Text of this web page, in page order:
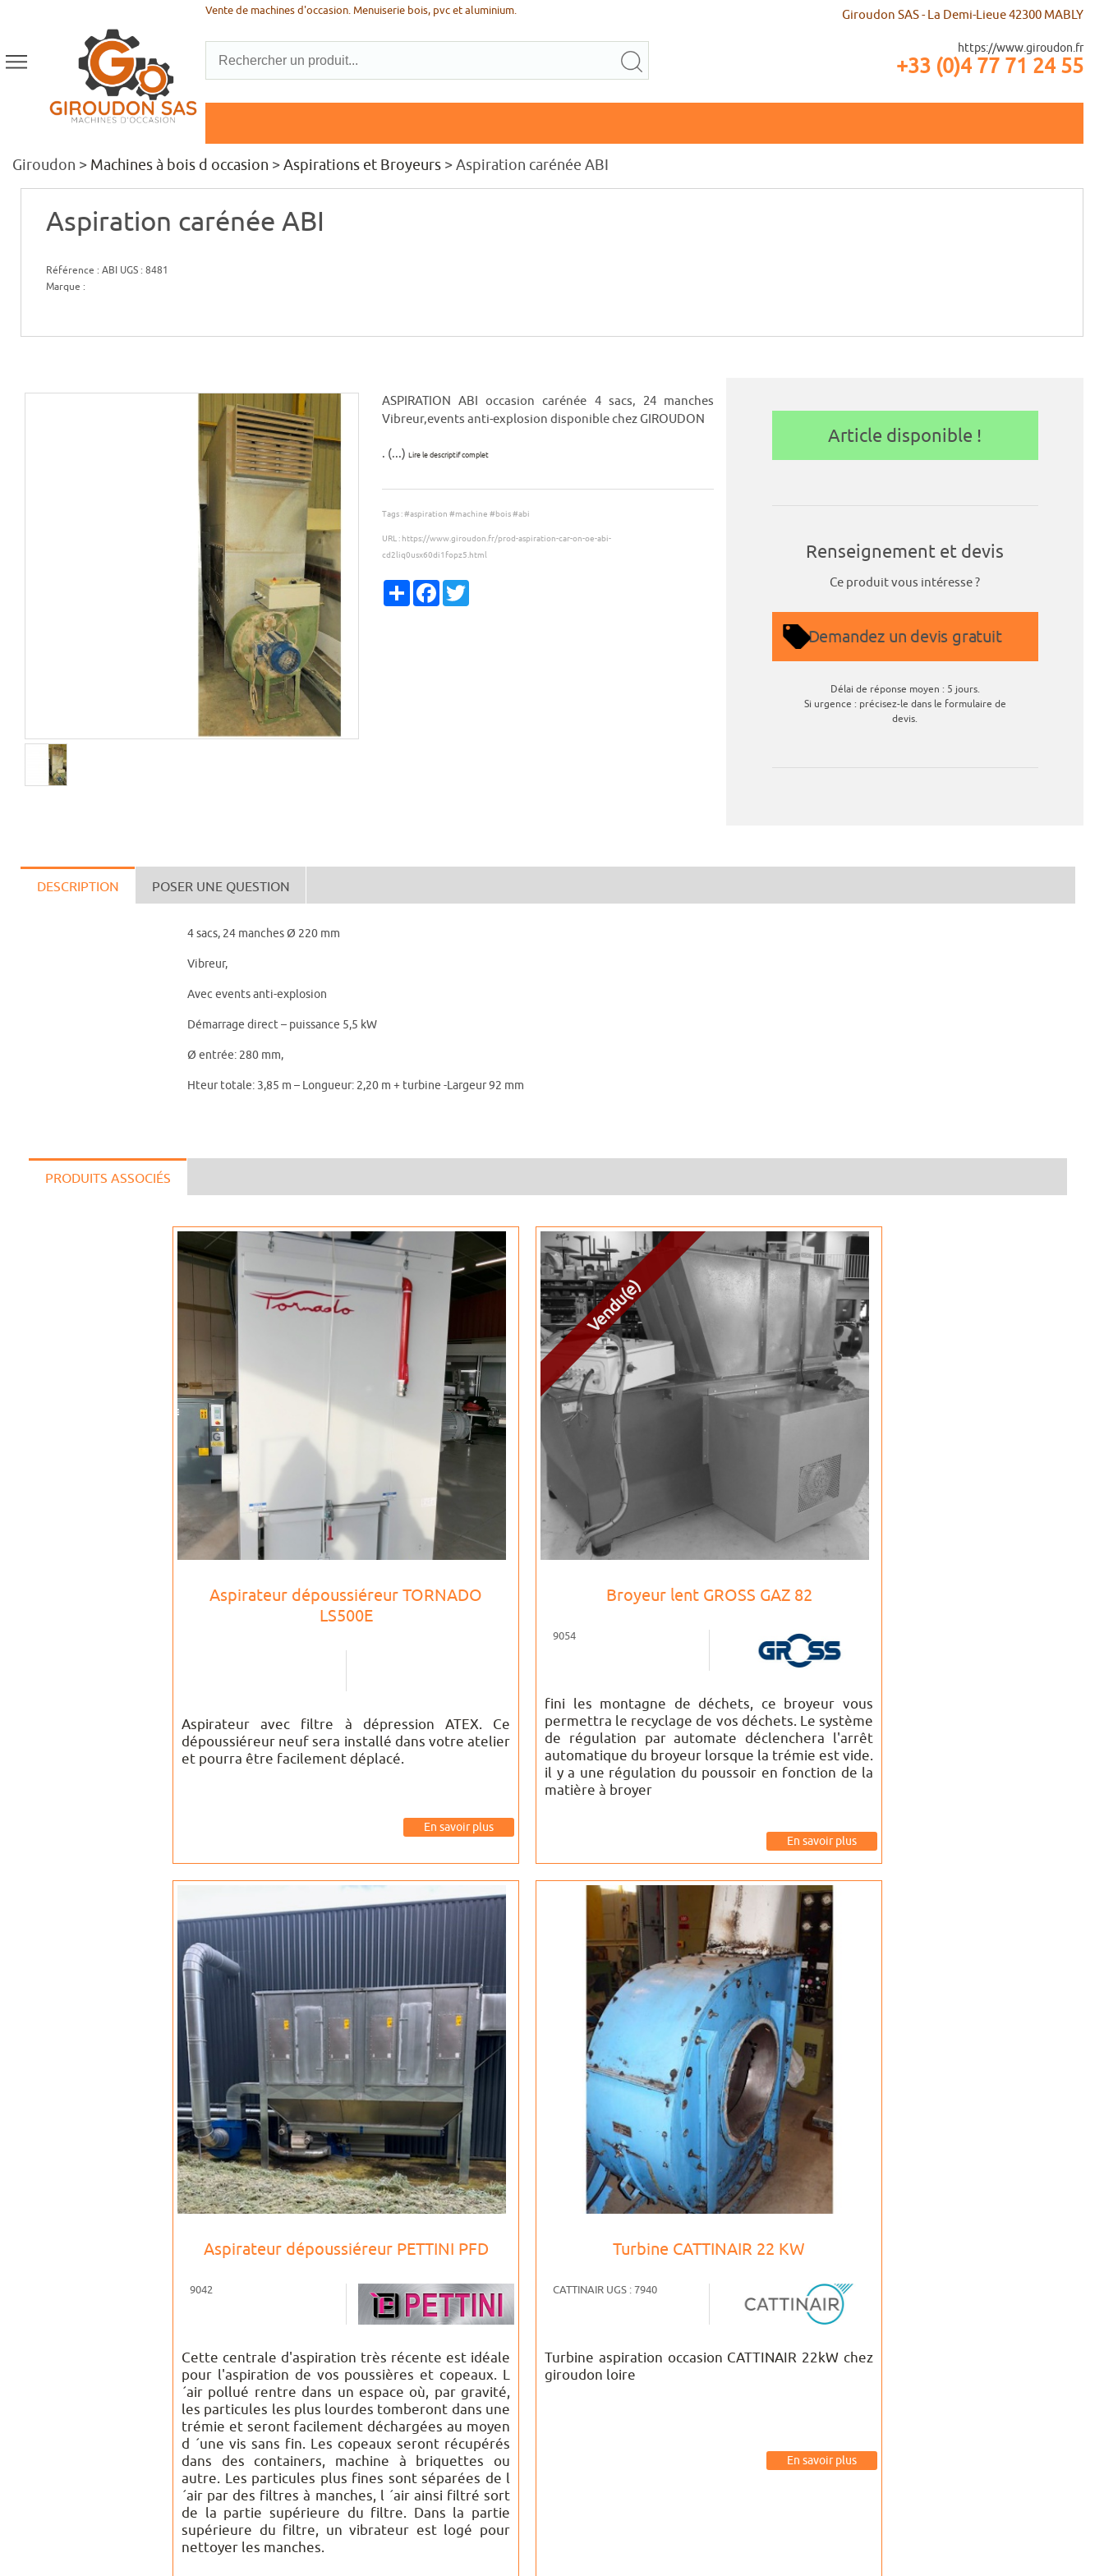
Vente de machines d'occasion. Menuiserie bois, pvc et aluminium. Giroudon SAS - La Demi-Lieue 42300 MABLY
https://www.giroudon.fr
+33 (0)4 77 71 24 55
Giroudon > Machines à bois d occasion >Aspirations et Broyeurs > Aspiration carénée ABI
Aspiration carénée ABI
Référence : ABI UGS : 8481
Marque :
ASPIRATION ABI occasion carénée 4 sacs, 24 manches
Vibreur,events anti-explosion disponible chez GIROUDON
. (...) Lire le descriptif complet
Tags :#aspiration #machine #bois #abi
URL : https://www.giroudon.fr/prod-aspiration-car-on-oe-abi-
cd2liq0usx60di1fopz5.html
PartagerFacebookTwitter
Article disponible !
Renseignement et devis
Ce produit vous intéresse ?
Demandez un devis gratuit
Délai de réponse moyen : 5 jours.
Si urgence : précisez-le dans le formulaire de
devis.
DESCRIPTION POSER UNE QUESTION
4 sacs, 24 manches Ø 220 mm
Vibreur,
Avec events anti-explosion
Démarrage direct – puissance 5,5 kW
Ø entrée: 280 mm,
Hteur totale: 3,85 m – Longueur: 2,20 m + turbine -Largeur 92 mm
PRODUITS ASSOCIÉS
Aspirateur dépoussiéreur TORNADO
LS500E
Aspirateur avec filtre à dépression ATEX. Ce
dépoussiéreur neuf sera installé dans votre atelier
et pourra être facilement déplacé.
En savoir plus
Vendu(e)
Broyeur lent GROSS GAZ 82
9054
fini les montagne de déchets, ce broyeur vous
permettra le recyclage de vos déchets. Le système
de régulation par automate déclenchera l'arrêt
automatique du broyeur lorsque la trémie est vide.
il y a une régulation du poussoir en fonction de la
matière à broyer
En savoir plus
Aspirateur dépoussiéreur PETTINI PFD
9042
Cette centrale d'aspiration très récente est idéale
pour l'aspiration de vos poussières et copeaux. L
´air pollué rentre dans un espace où, par gravité,
les particules les plus lourdes tomberont dans une
trémie et seront facilement déchargées au moyen
d ´une vis sans fin. Les copeaux seront récupérés
dans des containers, machine à briquettes ou
autre. Les particules plus fines sont séparées de l
´air par des filtres à manches, l ´air ainsi filtré sort
de la partie supérieure du filtre. Dans la partie
supérieure du filtre, un vibrateur est logé pour
nettoyer les manches.
Turbine CATTINAIR 22 KW
CATTINAIR UGS : 7940
Turbine aspiration occasion CATTINAIR 22kW chez
giroudon loire
En savoir plus